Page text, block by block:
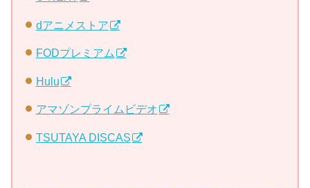
dアニメストア
FODプレミアム
Hulu
アマゾンプライムビデオ
TSUTAYA DISCAS